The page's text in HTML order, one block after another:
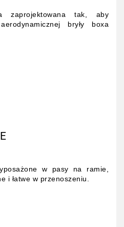
zaprojektowana tak, aby
bryły boxa
w pasy na ramie,
i łatwe w przenoszeniu.